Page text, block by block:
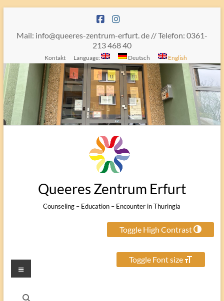
content
Mail: info@queeres-zentrum-erfurt. de // Telefon: 0361-
213 468 40
Kontakt Language: Deutsch English
Queeres Zentrum Erfurt
Counseling – Education – Encounter in Thuringia
Toggle High Contrast
Toggle Font size
Menu